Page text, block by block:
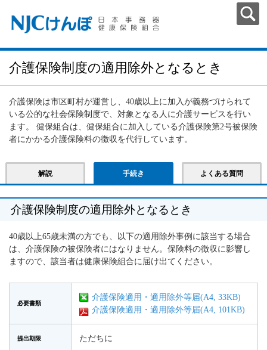
介護保険制度の適用除外となるとき
介護保険は市区町村が運営し、40歳以上に加入が義務づけられて
いる公的な社会保険制度で、対象となる人に介護サービスを行い
ます。 健保組合は、健保組合に加入している介護保険第2号被保険
者にかかる介護保険料の徴収を代行しています。
解説 手続き よくある質問
介護保険制度の適用除外となるとき
40歳以上65歳未満の方でも、以下の適用除外事例に該当する場合
は、介護保険の被保険者にはなりません。保険料の徴収に影響し
ますので、該当者は健康保険組合に届け出てください。
必要書類
介護保険適用・適用除外等届(A4, 33KB)
介護保険適用・適用除外等届(A4, 101KB)
提出期限 ただちに